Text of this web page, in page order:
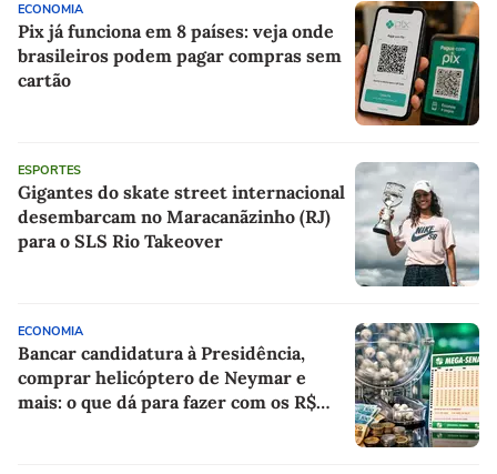
ECONOMIA
Pix já funciona em 8 países: veja onde
brasileiros podem pagar compras sem
cartão
ESPORTES
Gigantes do skate street internacional
desembarcam no Maracanãzinho (RJ)
para o SLS Rio Takeover
ECONOMIA
Bancar candidatura à Presidência,
comprar helicóptero de Neymar e
mais: o que dá para fazer com os R$